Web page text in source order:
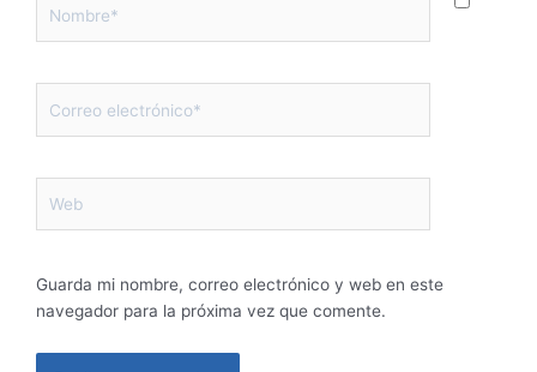
electrónico*
Guarda mi nombre, correo electrónico y web en este
navegador para la próxima vez que comente.